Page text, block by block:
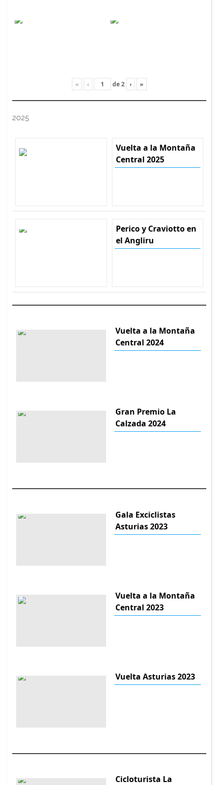
« ‹ de2 › »
2025
Vuelta a la Montaña
Central 2025
Perico y Craviotto en
el Angliru
Vuelta a la Montaña
Central 2024
Gran Premio La
Calzada 2024
Gala Exciclistas
Asturias 2023
Vuelta a la Montaña
Central 2023
Vuelta Asturias 2023
Cicloturista La